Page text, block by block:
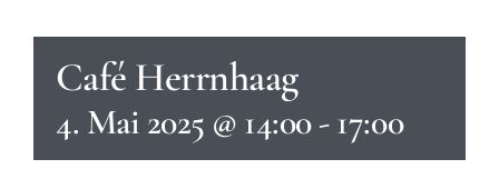
Café Herrnhaag
4. Mai 2025 @ 14:00-17:00